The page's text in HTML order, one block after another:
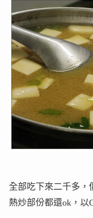
全部吃下來二千多，
熱炒部份都還ok，以